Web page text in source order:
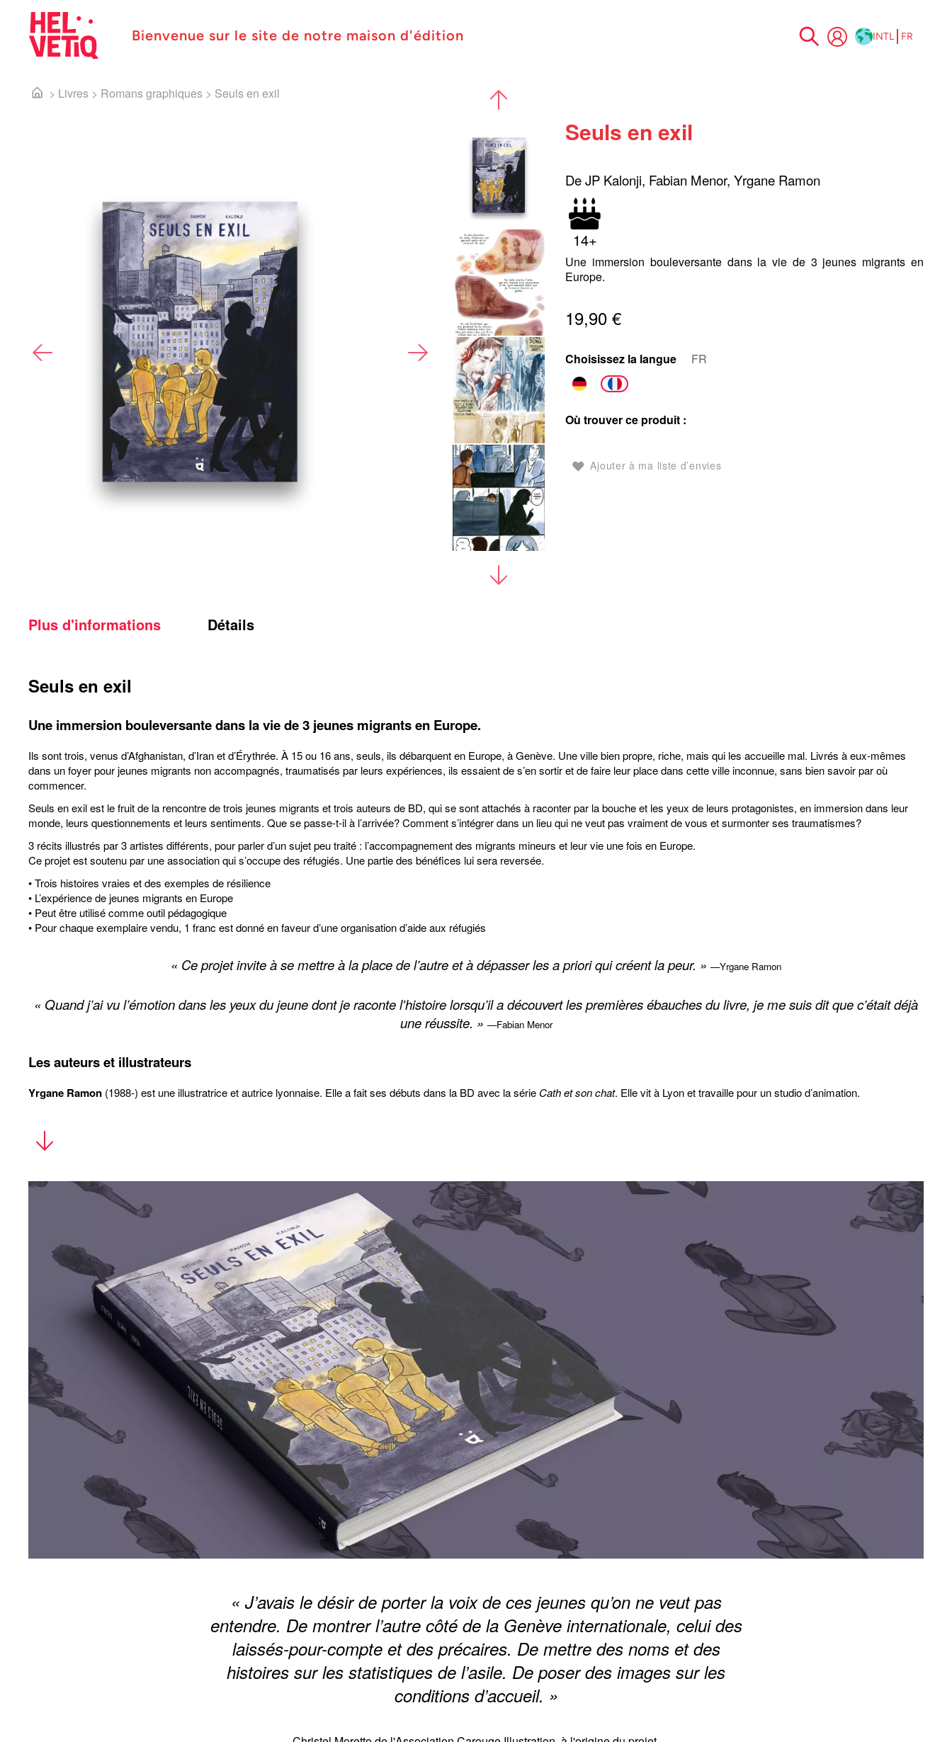
Bienvenue sur le site de notre maison d'édition
Allez
INTL FR
> Livres > Romans graphiques > Seuls en exil
Seuls en exil
De JP Kalonji, Fabian Menor, Yrgane Ramon
14+
Une immersion bouleversante dans la vie de 3 jeunes migrants en
Europe.
19,90 €
Choisissez la langue FR
Où trouver ce produit :
Ajouter à ma liste d’envies
Plus d'informations
Seuls en exil
Une immersion bouleversante dans la vie de 3 jeunes migrants en Europe.
Ils sont trois, venus d’Afghanistan, d’Iran et d’Érythrée. À 15 ou 16 ans, seuls, ils débarquent en Europe, à Genève. Une ville bien propre, riche, mais qui les accueille mal. Livrés à eux-mêmes
dans un foyer pour jeunes migrants non accompagnés, traumatisés par leurs expériences, ils essaient de s’en sortir et de faire leur place dans cette ville inconnue, sans bien savoir par où
commencer.
Seuls en exil est le fruit de la rencontre de trois jeunes migrants et trois auteurs de BD, qui se sont attachés à raconter par la bouche et les yeux de leurs protagonistes, en immersion dans leur
monde, leurs questionnements et leurs sentiments. Que se passe-t-il à l’arrivée? Comment s’intégrer dans un lieu qui ne veut pas vraiment de vous et surmonter ses traumatismes?
3 récits illustrés par 3 artistes différents, pour parler d’un sujet peu traité : l’accompagnement des migrants mineurs et leur vie une fois en Europe.
Ce projet est soutenu par une association qui s’occupe des réfugiés. Une partie des bénéfices lui sera reversée.
• Trois histoires vraies et des exemples de résilience
• L’expérience de jeunes migrants en Europe
• Peut être utilisé comme outil pédagogique
• Pour chaque exemplaire vendu, 1 franc est donné en faveur d’une organisation d’aide aux réfugiés
« Ce projet invite à se mettre à la place de l’autre et à dépasser les a priori qui créent la peur. » —Yrgane Ramon
« Quand j’ai vu l’émotion dans les yeux du jeune dont je raconte l'histoire lorsqu’il a découvert les premières ébauches du livre, je me suis dit que c’était déjà
une réussite. » —Fabian Menor
Les auteurs et illustrateurs
Yrgane Ramon (1988-) est une illustratrice et autrice lyonnaise. Elle a fait ses débuts dans la BD avec la série Cath et son chat. Elle vit à Lyon et travaille pour un studio d’animation.
Fabian Menor
Ils en parlent
France inter - La librairie francophone du 29 octobre - 51'03
Vidéos
Seuls en exil - Bande annonce
Seuls en exil - Le livre
Détails
« J’avais le désir de porter la voix de ces jeunes qu’on ne veut pas
entendre. De montrer l’autre côté de la Genève internationale, celui des
laissés-pour-compte et des précaires. De mettre des noms et des
histoires sur les statistiques de l’asile. De poser des images sur les
conditions d’accueil. »